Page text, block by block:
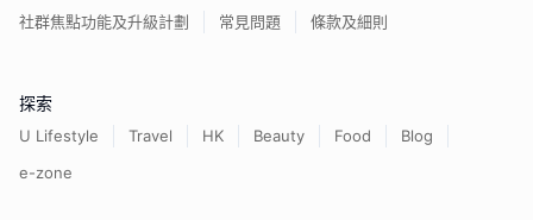
社群焦點功能及升級計劃
常見問題 條款及細則
探索
U Lifestyle Travel HK Beauty Food
Blog
e-zone